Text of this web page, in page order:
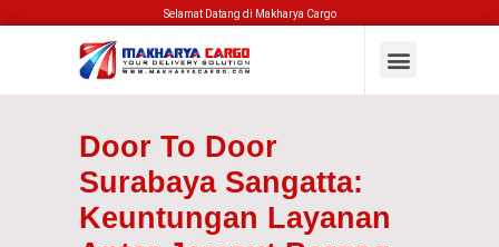
Selamat Datang di Makharya Cargo
Door To Door
Surabaya Sangatta:
Keuntungan Layanan